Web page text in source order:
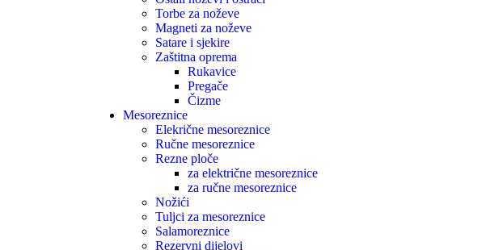
Torbe za noževe
Magneti za noževe
Satare i sjekire
Zaštitna oprema
Rukavice
Pregače
Čizme
Mesoreznice
Elekrične mesoreznice
Ručne mesoreznice
Rezne ploče
za električne mesoreznice
za ručne mesoreznice
Nožići
Tuljci za mesoreznice
Salamoreznice
Rezervni dijelovi